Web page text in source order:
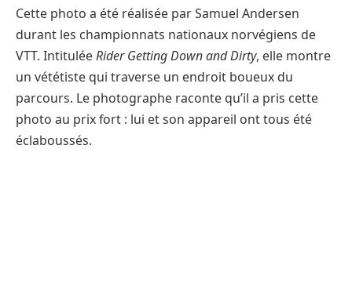
Cette photo a été réalisée par Samuel Andersen
durant les championnats nationaux norvégiens de
VTT. IntituléeRider Getting Down and Dirty, elle montre
un vététiste qui traverse un endroit boueux du
parcours. Le photographe raconte qu’il a pris cette
photo au prix fort : lui et son appareil ont tous été
éclaboussés.